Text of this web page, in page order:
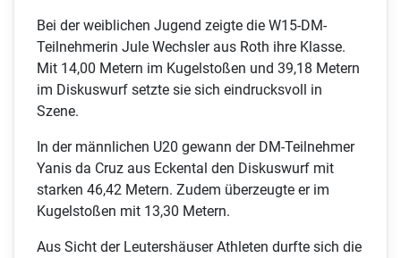
Bei der weiblichen Jugend zeigte die W15-DM-
Teilnehmerin Jule Wechsler aus Roth ihre Klasse.
Mit 14,00 Metern im Kugelstoßen und 39,18 Metern
im Diskuswurf setzte sie sich eindrucksvoll in
Szene.
In der männlichen U20 gewann der DM-Teilnehmer
Yanis da Cruz aus Eckental den Diskuswurf mit
starken 46,42 Metern. Zudem überzeugte er im
Kugelstoßen mit 13,30 Metern.
Aus Sicht der Leutershäuser Athleten durfte sich die